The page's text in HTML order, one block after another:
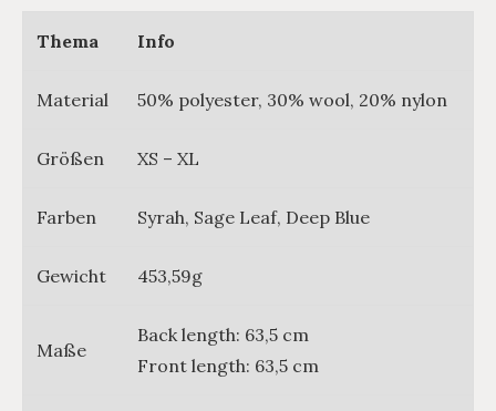
Thema Info
Material 50% polyester, 30% wool, 20% nylon
Größen XS – XL
Farben Syrah, Sage Leaf, Deep Blue
Gewicht 453,59g
Maße
Back length: 63,5 cm
Front length: 63,5 cm